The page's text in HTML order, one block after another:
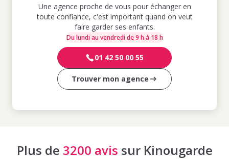
Une agence proche de vous pour échanger en
toute confiance, c'est important quand on veut
faire garder ses enfants.
Du lundi au vendredi de 9 h à 18 h
01 42 50 00 55
Trouver mon agence
Plus de 3200 avis sur Kinougarde